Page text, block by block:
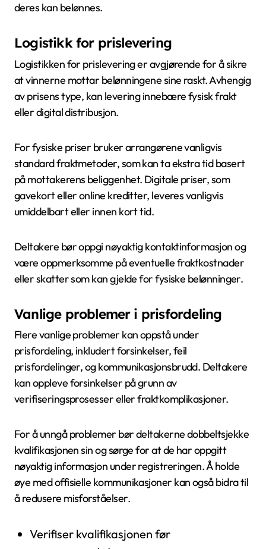
deres kan belønnes.
Logistikk for prislevering
Logistikken for prislevering er avgjørende for å sikre
at vinnerne mottar belønningene sine raskt. Avhengig
av prisens type, kan levering innebære fysisk frakt
eller digital distribusjon.
For fysiske priser bruker arrangørene vanligvis
standard fraktmetoder, som kan ta ekstra tid basert
på mottakerens beliggenhet. Digitale priser, som
gavekort eller online kreditter, leveres vanligvis
umiddelbart eller innen kort tid.
Deltakere bør oppgi nøyaktig kontaktinformasjon og
være oppmerksomme på eventuelle fraktkostnader
eller skatter som kan gjelde for fysiske belønninger.
Vanlige problemer i prisfordeling
Flere vanlige problemer kan oppstå under
prisfordeling, inkludert forsinkelser, feil
prisfordelinger, og kommunikasjonsbrudd. Deltakere
kan oppleve forsinkelser på grunn av
verifiseringsprosesser eller fraktkomplikasjoner.
For å unngå problemer bør deltakerne dobbeltsjekke
kvalifikasjonen sin og sørge for at de har oppgitt
nøyaktig informasjon under registreringen. Å holde
øye med offisielle kommunikasjoner kan også bidra til
å redusere misforståelser.
Verifiser kvalifikasjonen før